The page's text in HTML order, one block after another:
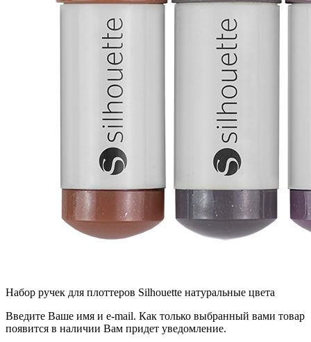
Набор ручек для плоттеров Silhouette натуральные цвета
Введите Ваше имя и e-mail. Как только выбранный вами товар
появится в наличии Вам придет уведомление.